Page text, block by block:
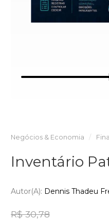
Negócios & Economia
Inventário
Autor(a): Dennis Thadeu
R$ 30,78